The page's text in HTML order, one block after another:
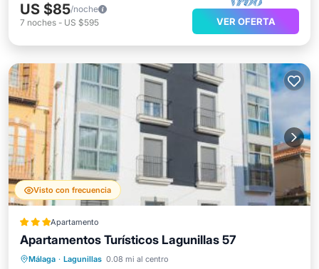
US $85/noche
7 noches - US $595 VER OFERTA
Visto con frecuencia
Apartamento
Apartamentos Turísticos Lagunillas 57
Málaga · Lagunillas 0.08 mi al centro
Aparcamiento Esquí